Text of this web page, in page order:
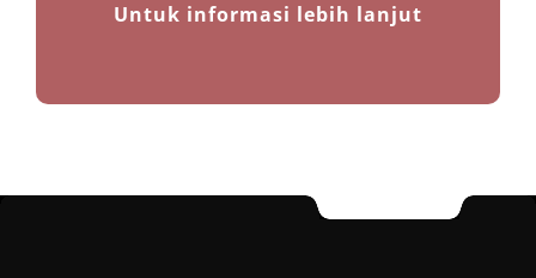
Untuk informasi lebih lanjut